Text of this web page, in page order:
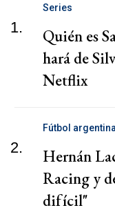
1.
Series
Quién es
hará de
Netflix
2.
Fútbol argentina
Hernán
Racing y
difícil"